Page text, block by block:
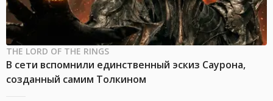
THE LORD OF THE RINGS
В сети вспомнили единственный эскиз Саурона,
созданный самим Толкином